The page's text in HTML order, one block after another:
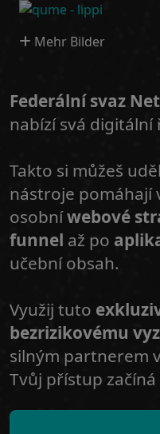
Mehr Bilder
Federální svaz
nabízí svá digitální
Takto si můžeš
nástroje pomáhají
osobníwebové
funnel až po
učební obsah.
Využij tuto
bezrizikovému
silným partnerem
Tvůj přístup